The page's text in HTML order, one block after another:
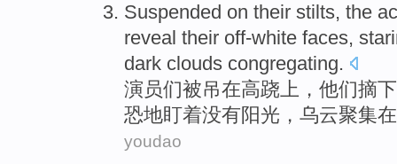
Suspended on their stilts, the
reveal their off-white faces,
dark clouds congregating.
演员们被吊在高跷上， 他们摘
恐地盯着没有阳光 ，乌云聚集
youdao